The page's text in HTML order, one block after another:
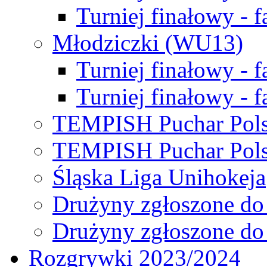
Turniej finałowy -
Młodziczki (WU13)
Turniej finałowy -
Turniej finałowy -
TEMPISH Puchar
TEMPISH Puchar
Śląska Liga Unihokeja
Drużyny zgłoszone
Drużyny zgłoszone
Rozgrywki 2023/2024